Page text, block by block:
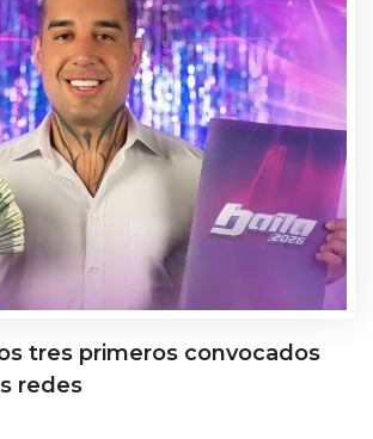
tres primeros convocados
redes